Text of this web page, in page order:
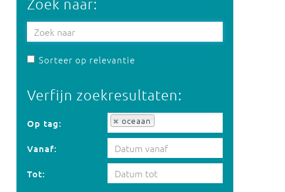
Zoek naar:
Sorteer op relevantie
Verfijn zoekresultaten:
Op tag: oceaan
Op tag:
Vanaf:
Tot: